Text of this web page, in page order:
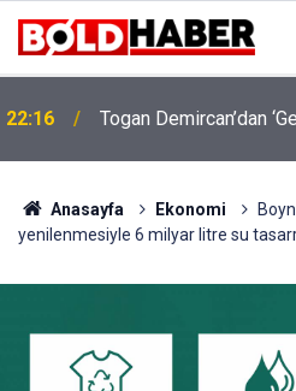
22:16 Togan Demircan’dan
19:32 Sıcak Havalarda
Anasayfa Ekonomi
yenilenmesiyle 6 milyar litre su